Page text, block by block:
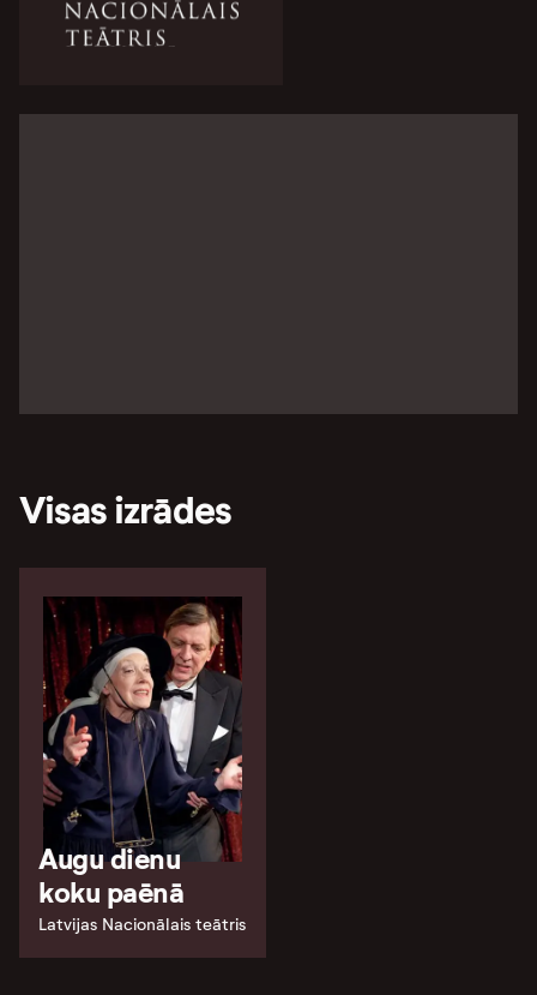
Visas izrādes
Augu dienu
koku paēnā
Latvijas Nacionālais teātris